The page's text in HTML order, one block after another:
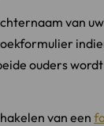
van
ouders
van een